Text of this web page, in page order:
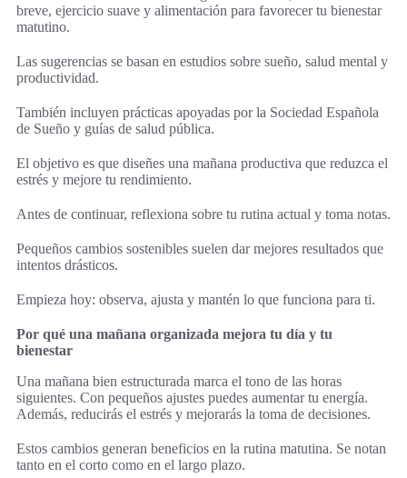
breve, ejercicio suave y alimentación para favorecer tu bienestar
matutino.
Las sugerencias se basan en estudios sobre sueño, salud mental y
productividad.
También incluyen prácticas apoyadas por la Sociedad Española
de Sueño y guías de salud pública.
El objetivo es que diseñes una mañana productiva que reduzca el
estrés y mejore tu rendimiento.
Antes de continuar, reflexiona sobre tu rutina actual y toma notas.
Pequeños cambios sostenibles suelen dar mejores resultados que
intentos drásticos.
Empieza hoy: observa, ajusta y mantén lo que funciona para ti.
Por qué una mañana organizada mejora tu día y tu
bienestar
Una mañana bien estructurada marca el tono de las horas
siguientes. Con pequeños ajustes puedes aumentar tu energía.
Además, reducirás el estrés y mejorarás la toma de decisiones.
Estos cambios generan beneficios en la rutina matutina. Se notan
tanto en el corto como en el largo plazo.